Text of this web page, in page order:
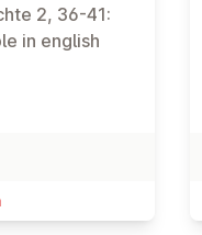
2, 36-41:
in english